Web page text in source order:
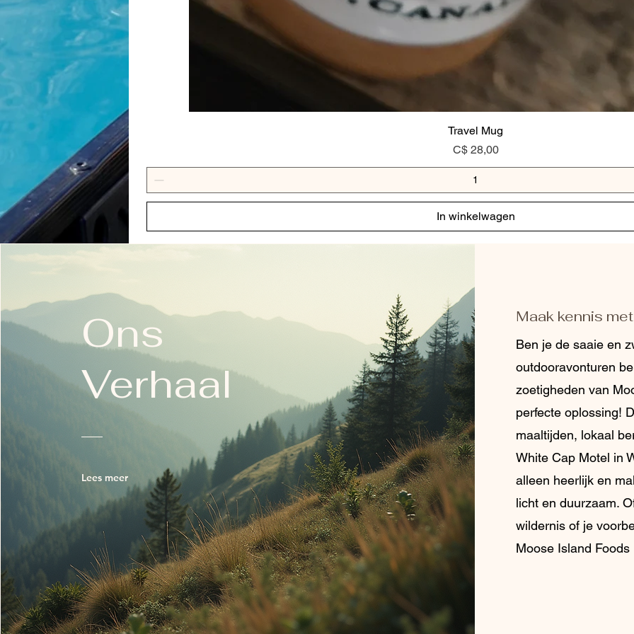
Travel Mug
Prijs
C$ 28,00
In winkelwagen
Ons
Verhaal
Lees meer
Maak kennis
Ben je de saaie en
outdooravonturen
zoetigheden van
perfecte oplossing!
maaltijden, lokaal
White Cap Motel in
alleen heerlijk en
licht en duurzaam.
wildernis of je
Moose Island